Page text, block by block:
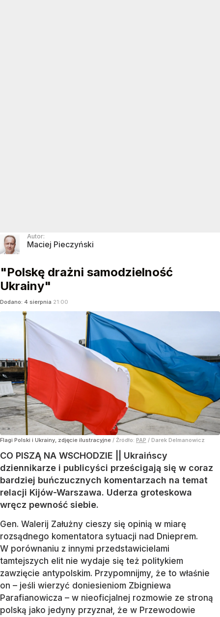
Autor:
Maciej Pieczyński
"Polskę drażni samodzielność
Ukrainy"
Dodano: 4 sierpnia 21:00
Flagi Polski i Ukrainy, zdjęcie ilustracyjne / Źródło: PAP / Darek Delmanowicz
CO PISZĄ NA WSCHODZIE || Ukraińscy
dziennikarze i publicyści prześcigają się w coraz
bardziej buńczucznych komentarzach na temat
relacji Kijów-Warszawa. Uderza groteskowa
wręcz pewność siebie.
Gen. Walerij Załużny cieszy się opinią w miarę
rozsądnego komentatora sytuacji nad Dnieprem.
W porównaniu z innymi przedstawicielami
tamtejszych elit nie wydaje się też politykiem
zawzięcie antypolskim. Przypomnijmy, że to właśnie
on – jeśli wierzyć doniesieniom Zbigniewa
Parafianowicza – w nieoficjalnej rozmowie ze stroną
polską jako jedyny przyznał, że w Przewodowie